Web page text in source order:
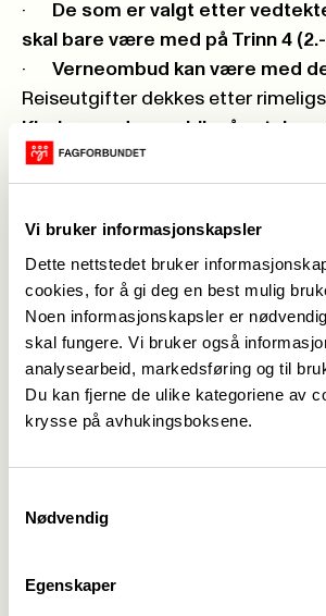
Vi bruker informasjonskapsler
Dette nettstedet bruker
cookies, for å gi deg en best mulig
Noen informasjonskapsler er
skal fungere. Vi bruker også
analysearbeid, markedsføring og til
Du kan fjerne de ulike kategoriene av
krysse på avhukingsboksene.
Nødvendig
Egenskaper
·
De som er valgt etter
skal bare være med på Trinn 4
·
Verneombud kan være med
Reiseutgifter dekkes etter
Kjøring med egen bil må avtales
Fagforeningens egenandel er ca.
kostnadene, men
og spise middag på hele kurset.
mulighet til dette gir beskjed ved
det gjelder del Trinn 4 og så
dette når det gjelder Trinn 5.
Delta
Meld deg på
Cecilie Almli